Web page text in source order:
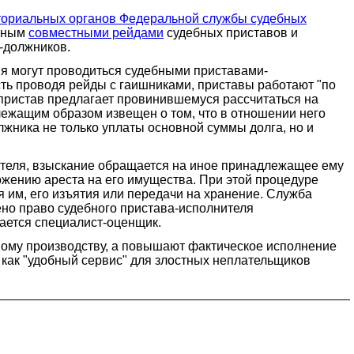
органов Федеральной службы судебных
совместными рейдами судебных приставов и
могут проводиться судебными приставами-
проводя рейды с гаишниками, приставы работают "по
предлагает провинившемуся рассчитаться на
образом извещен о том, что в отношении него
не только уплаты основной суммы долга, но и
взыскание обращается на иное принадлежащее ему
ареста на его имущества. При этой процедуре
им, его изъятия или передачи на хранение. Служба
право судебного пристава-исполнителя
специалист-оценщик.
производству, а повышают фактическое исполнение
"удобный сервис" для злостных неплательщиков